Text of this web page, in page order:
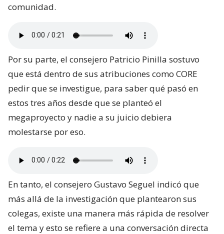
comunidad.
Por su parte, el consejero Patricio Pinilla sostuvo
que está dentro de sus atribuciones como CORE
pedir que se investigue, para saber qué pasó en
estos tres años desde que se planteó el
megaproyecto y nadie a su juicio debiera
molestarse por eso.
En tanto, el consejero Gustavo Seguel indicó que
más allá de la investigación que plantearon sus
colegas, existe una manera más rápida de resolver
el tema y esto se refiere a una conversación directa